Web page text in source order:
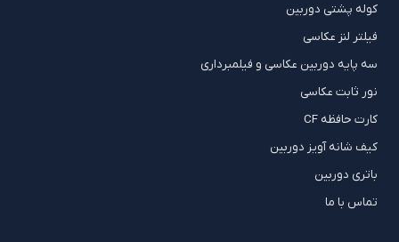
کوله پشتی دوربین
فیلتر لنز عکاسی
سه پایه دوربین عکاسی و فیلمبرداری
نور ثابت عکاسی
کارت حافظه CF
کیف شانه آویز دوربین
باتری دوربین
تماس با ما